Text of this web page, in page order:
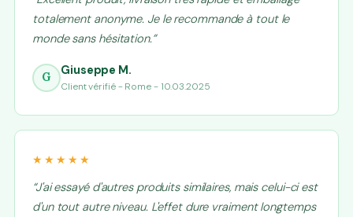
totalement anonyme. Je le recommande à tout le
monde sans hésitation.”
G
Giuseppe M.
Client vérifié - Rome - 10.03.2025
★★★★★
“J'ai essayé d'autres produits similaires, mais celui-ci est
d'un tout autre niveau. L'effet dure vraiment longtemps